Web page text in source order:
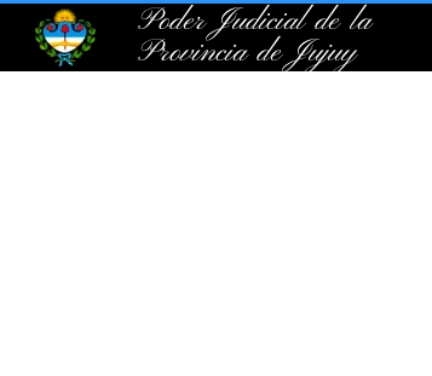
Poder Judicial de la
Provincia de Jujuy